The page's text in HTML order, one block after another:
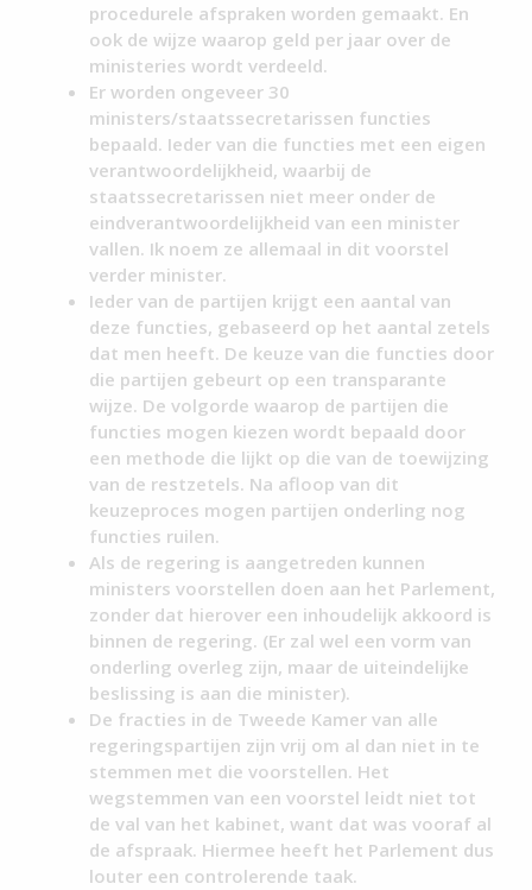
procedurele afspraken worden gemaakt. En
ook de wijze waarop geld per jaar over de
ministeries wordt verdeeld.
Er worden ongeveer 30
ministers/staatssecretarissen functies
bepaald. Ieder van die functies met een eigen
verantwoordelijkheid, waarbij de
staatssecretarissen niet meer onder de
eindverantwoordelijkheid van een minister
vallen. Ik noem ze allemaal in dit voorstel
verder minister.
Ieder van de partijen krijgt een aantal van
deze functies, gebaseerd op het aantal zetels
dat men heeft. De keuze van die functies door
die partijen gebeurt op een transparante
wijze. De volgorde waarop de partijen die
functies mogen kiezen wordt bepaald door
een methode die lijkt op die van de toewijzing
van de restzetels. Na afloop van dit
keuzeproces mogen partijen onderling nog
functies ruilen.
Als de regering is aangetreden kunnen
ministers voorstellen doen aan het Parlement,
zonder dat hierover een inhoudelijk akkoord is
binnen de regering. (Er zal wel een vorm van
onderling overleg zijn, maar de uiteindelijke
beslissing is aan die minister).
De fracties in de Tweede Kamer van alle
regeringspartijen zijn vrij om al dan niet in te
stemmen met die voorstellen. Het
wegstemmen van een voorstel leidt niet tot
de val van het kabinet, want dat was vooraf al
de afspraak. Hiermee heeft het Parlement dus
louter een controlerende taak.